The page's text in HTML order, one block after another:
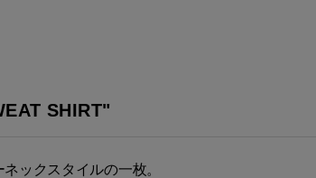
SHIRT"
ックスタイルの一枚。